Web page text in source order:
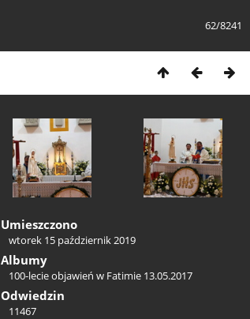
62/8241
Umieszczono
wtorek 15 październik 2019
Albumy
100-lecie objawień w Fatimie 13.05.2017
Odwiedzin
11467